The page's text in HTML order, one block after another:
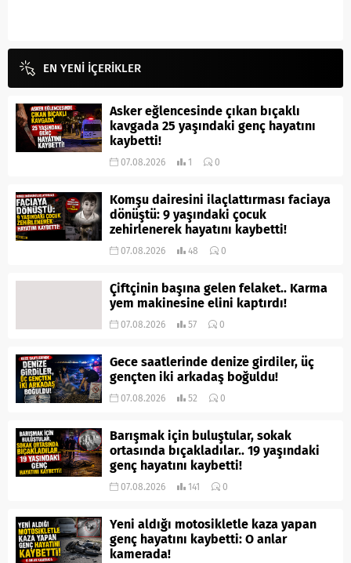
EN YENİ İÇERİKLER
Asker eğlencesinde çıkan bıçaklı
kavgada 25 yaşındaki genç hayatını
kaybetti!
07.08.2026 1 0
Komşu dairesini ilaçlattırması faciaya
dönüştü: 9 yaşındaki çocuk
zehirlenerek hayatını kaybetti!
07.08.2026 48 0
Çiftçinin başına gelen felaket.. Karma
yem makinesine elini kaptırdı!
07.08.2026 57 0
Gece saatlerinde denize girdiler, üç
gençten iki arkadaş boğuldu!
07.08.2026 52 0
Barışmak için buluştular, sokak
ortasında bıçakladılar.. 19 yaşındaki
genç hayatını kaybetti!
07.08.2026 141 0
Yeni aldığı motosikletle kaza yapan
genç hayatını kaybetti: O anlar
kamerada!